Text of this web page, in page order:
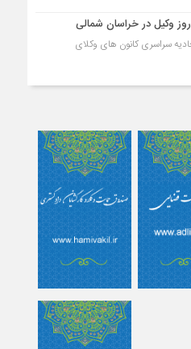
وکیل در خراسان شمالی
سراسری کانون های وکلای